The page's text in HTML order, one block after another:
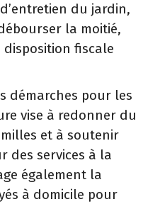
du jardin,
la moitié,
disposition fiscale
démarches pour les
vise à redonner du
et à soutenir
des services à la
également la
à domicile pour